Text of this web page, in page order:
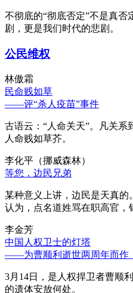
不彻底的“彻底否定”不是真
剧，更是我们时代的悲剧。
公民维权
林傲霜
民命贱如草
——评“杀人疫苗”事件
古语云：“人命关天”。凡关系
人命贱如草芥。
李化平（挪威森林）
等您，边民兄弟
某种意义上讲，边民是天真
认为，点名道姓骂在职高官，
李金芳
中国人权卫士的灯塔
——为曹顺利逝世两周年而作
3月14日，是人权捍卫者曹顺
的遗体安放何处。